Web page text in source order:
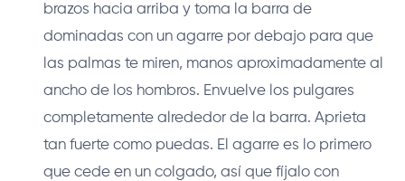
brazos hacia arriba y toma la barra de
dominadas con un agarre por debajo para que
las palmas te miren, manos aproximadamente al
ancho de los hombros. Envuelve los pulgares
completamente alrededor de la barra. Aprieta
tan fuerte como puedas. El agarre es lo primero
que cede en un colgado, así que fíjalo con